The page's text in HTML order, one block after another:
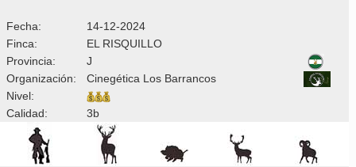
Fecha:
14-12-2024
Finca:
EL RISQUILLO
Provincia:
J
Organización:
Cinegética Los Barrancos
Nivel:
Calidad:
3b